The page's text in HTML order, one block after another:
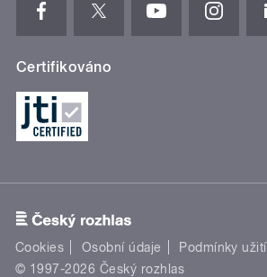
Certifikováno
Cookies Osobní údaje Podmínky užití
© 1997-2026 Český rozhlas